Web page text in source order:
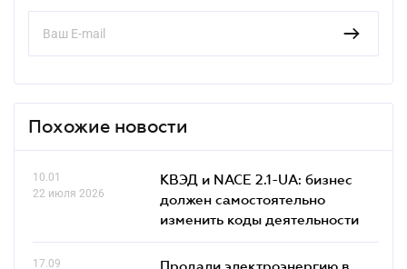
Похожие новости
10.01
22 июля 2026
КВЭД и NACE 2.1-UA: бизнес
должен самостоятельно
изменить коды деятельности
17.09
Продали электроэнергию в